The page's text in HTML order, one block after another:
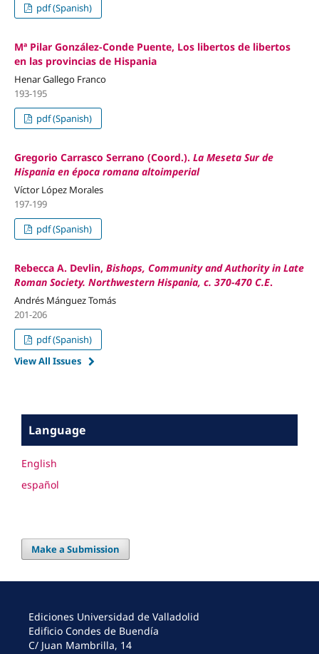
pdf (Spanish)
Mª Pilar González-Conde Puente, Los libertos de libertos
en las provincias de Hispania
Henar Gallego Franco
193-195
pdf (Spanish)
Gregorio Carrasco Serrano (Coord.). La Meseta Sur de
Hispania en época romana altoimperial
Víctor López Morales
197-199
pdf (Spanish)
Rebecca A. Devlin, Bishops, Community and Authority in Late
Roman Society. Northwestern Hispania, c. 370-470 C.E.
Andrés Mánguez Tomás
201-206
pdf (Spanish)
View All Issues
Language
English
español
Make a Submission
Ediciones Universidad de Valladolid
Edificio Condes de Buendía
C/ Juan Mambrilla, 14